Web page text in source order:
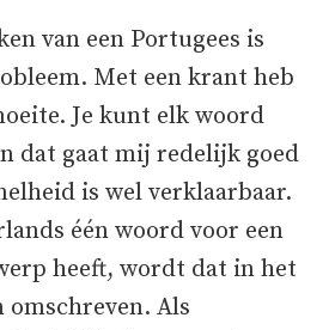
van een Portugees is
Met een krant heb
Je kunt elk woord
dat gaat mij redelijk goed
is wel verklaarbaar.
één woord voor een
heeft, wordt dat in het
Als